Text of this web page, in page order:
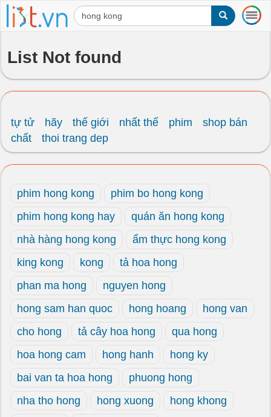
T
o
i
t
List Not found
tự tử hãy thế giới nhất thế phim
shop bán
chất
thoi trang dep
phim hong kong
phim bo hong kong
phim hong kong hay
quán ăn hong kong
nhà hàng hong kong
ẩm thực hong kong
king kong
kong
tả hoa hong
phan ma hong
nguyen hong
hong sam han quoc
hong hoang
hong van
cho hong
tả cây hoa hong
qua hong
hoa hong cam
hong hanh
hong ky
bai van ta hoa hong
phuong hong
nha tho hong
hong xuong
hong khong